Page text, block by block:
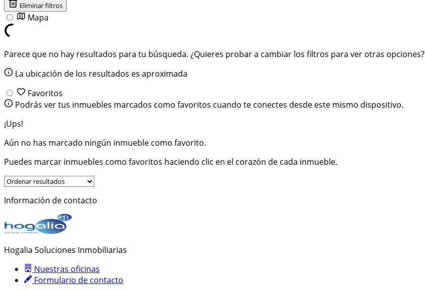
Eliminar filtros
Mapa
Parece que no hay resultados para tu búsqueda. ¿Quieres probar a cambiar los filtros para ver otras opciones?
La ubicación de los resultados es aproximada
Favoritos
Podrás ver tus inmuebles marcados como favoritos cuando te conectes desde este mismo dispositivo.
¡Ups!
Aún no has marcado ningún inmueble como favorito.
Puedes marcar inmuebles como favoritos haciendo clic en el corazón de cada inmueble.
Información de contacto
Hogalia Soluciones Inmobiliarias
Nuestras oficinas
Formulario de contacto